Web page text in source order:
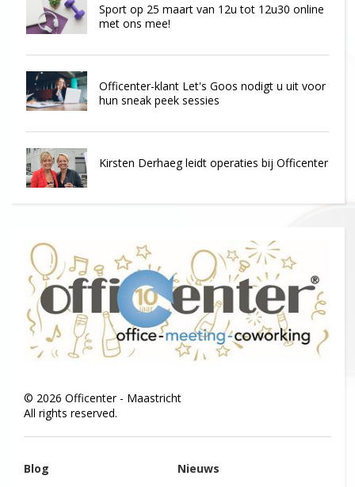
Sport op 25 maart van 12u tot 12u30 online
met ons mee!
Officenter-klant Let's Goos nodigt u uit voor
hun sneak peek sessies
Kirsten Derhaeg leidt operaties bij Officenter
© 2026 Officenter - Maastricht
All rights reserved.
Blog Nieuws